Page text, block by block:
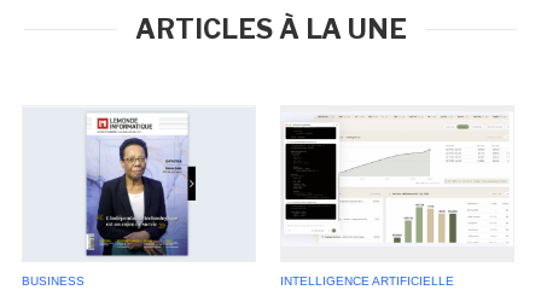
ARTICLES À LA UNE
BUSINESS INTELLIGENCE ARTIFICIELLE